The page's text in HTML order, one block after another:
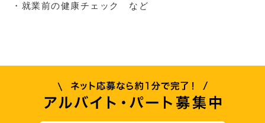
・就業前の健康チェック など